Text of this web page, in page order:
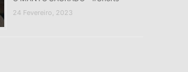
24 Fevereiro, 2023